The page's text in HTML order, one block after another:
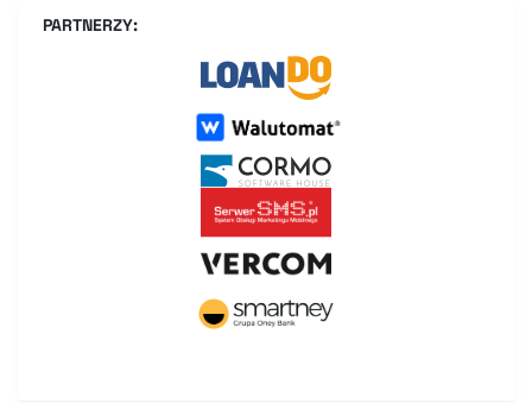
PARTNERZY: